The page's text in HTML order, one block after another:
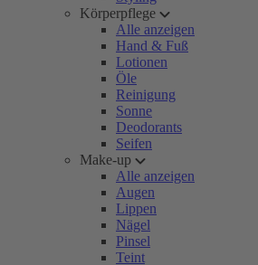
Körperpflege
Alle anzeigen
Hand & Fuß
Lotionen
Öle
Reinigung
Sonne
Deodorants
Seifen
Make-up
Alle anzeigen
Augen
Lippen
Nägel
Pinsel
Teint